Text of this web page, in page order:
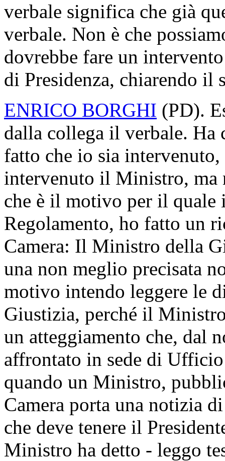
verbale significa che già
verbale. Non è che
dovrebbe fare un
di Presidenza, chiarendo il
ENRICO BORGHI (PD).
dalla collega il verbale.
fatto che io sia
intervenuto il Ministro,
che è il motivo per il quale
Regolamento, ho fatto un
Camera: Il Ministro della
una non meglio precisata
motivo intendo leggere le
Giustizia, perché il
un atteggiamento che, dal
affrontato in sede di Ufficio
quando un Ministro,
Camera porta una notizia
che deve tenere il
Ministro ha detto - leggo